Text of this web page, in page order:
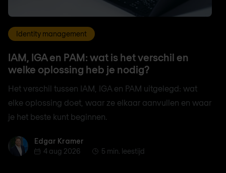
Identity management
IAM, IGA en PAM: wat is het verschil en
welke oplossing heb je nodig?
Het verschil tussen IAM, IGA en PAM uitgelegd: wat
elke oplossing doet, waar ze elkaar aanvullen en waar
je het beste kunt beginnen.
Edgar KramerEdgar Kramer
4 aug 2026
5 min. leestijd